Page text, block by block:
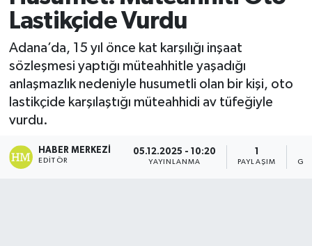
Lastikçide Vurdu
Adana’da, 15 yıl önce kat karşılığı inşaat
sözleşmesi yaptığı müteahhitle yaşadığı
anlaşmazlık nedeniyle husumetli olan bir kişi, oto
lastikçide karşılaştığı müteahhidi av tüfeğiyle
vurdu.
HABER MERKEZI
EDITÖR
05.12.2025 - 10:20
YAYINLANMA PAYLAŞIM